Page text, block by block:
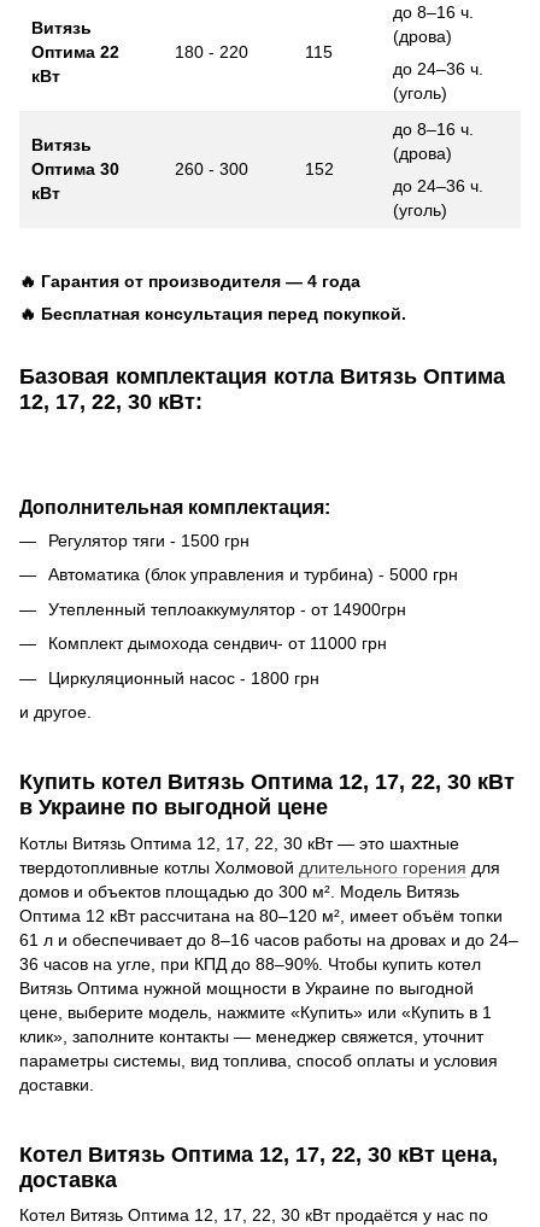
Витязь
Оптима 22
кВт
180 - 220 115
до 8–16 ч.
(дрова)
до 24–36 ч.
(уголь)
Витязь
Оптима 30
кВт
260 - 300 152
до 8–16 ч.
(дрова)
до 24–36 ч.
(уголь)
🔥 Гарантия от производителя — 4 года
🔥 Бесплатная консультация перед покупкой.
Базовая комплектация котла Витязь Оптима
12, 17, 22, 30 кВт:
Дополнительная комплектация:
Регулятор тяги - 1500 грн
Автоматика (блок управления и турбина) - 5000 грн
Утепленный теплоаккумулятор - от 14900грн
Комплект дымохода сендвич- от 11000 грн
Циркуляционный насос - 1800 грн
и другое.
Купить котел Витязь Оптима 12, 17, 22, 30 кВт
в Украине по выгодной цене
Котлы Витязь Оптима 12, 17, 22, 30 кВт — это шахтные
твердотопливные котлы Холмовой длительного горения для
домов и объектов площадью до 300 м². Модель Витязь
Оптима 12 кВт рассчитана на 80–120 м², имеет объём топки
61 л и обеспечивает до 8–16 часов работы на дровах и до 24–
36 часов на угле, при КПД до 88–90%. Чтобы купить котел
Витязь Оптима нужной мощности в Украине по выгодной
цене, выберите модель, нажмите «Купить» или «Купить в 1
клик», заполните контакты — менеджер свяжется, уточнит
параметры системы, вид топлива, способ оплаты и условия
доставки.
Котел Витязь Оптима 12, 17, 22, 30 кВт цена,
доставка
Котел Витязь Оптима 12, 17, 22, 30 кВт продаётся у нас по